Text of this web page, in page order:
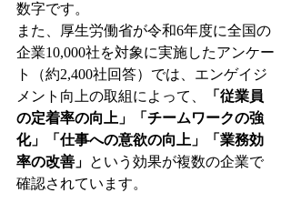
数字です。
また、厚生労働省が令和6年度に全国の
企業10,000社を対象に実施したアンケー
ト（約2,400社回答）では、エンゲイジ
メント向上の取組によって、
「従業員
の定着率の向上」「チームワークの強
化」「仕事への意欲の向上」「業務効
率の改善」 という効果が複数の企業で
確認されています。